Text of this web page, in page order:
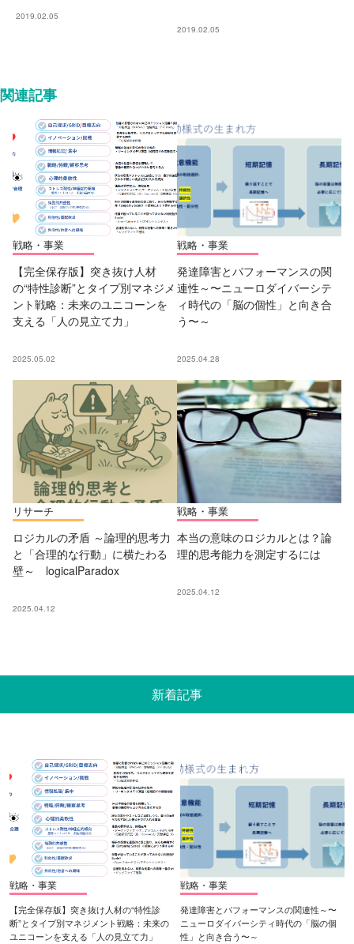
2019.02.05
2019.02.05
関連記事
戦略・事業
【完全保存版】突き抜け人材
の“特性診断”とタイプ別マネジメ
ント戦略：未来のユニコーンを
支える「人の見立て力」
2025.05.02
戦略・事業
発達障害とパフォーマンスの関
連性～〜ニューロダイバーシテ
ィ時代の「脳の個性」と向き合
う〜～
2025.04.28
リサーチ
ロジカルの矛盾 ～論理的思考力
と「合理的な行動」に横たわる
壁～ logicalParadox
2025.04.12
戦略・事業
本当の意味のロジカルとは？論
理的思考能力を測定するには
2025.04.12
新着記事
戦略・事業
【完全保存版】突き抜け人材の“特性診
断”とタイプ別マネジメント戦略：未来の
ユニコーンを支える「人の見立て力」
戦略・事業
発達障害とパフォーマンスの関連性～〜
ニューロダイバーシティ時代の「脳の個
性」と向き合う〜～